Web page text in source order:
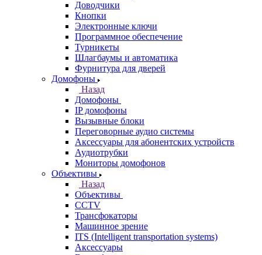
Доводчики
Кнопки
Электронные ключи
Программное обеспечение
Турникеты
Шлагбаумы и автоматика
Фурнитура для дверей
Домофоны
Назад
Домофоны
IP домофоны
Вызывные блоки
Переговорные аудио системы
Аксессуары для абонентских устройств
Аудиотрубки
Мониторы домофонов
Объективы
Назад
Объективы
CCTV
Трансфокаторы
Машинное зрение
ITS (Intelligent transportation systems)
Аксессуары